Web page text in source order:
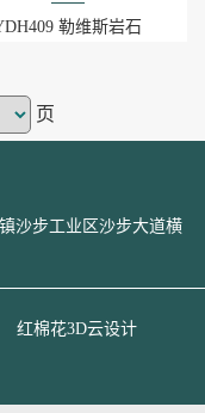
勒维斯岩石
页
沙步工业区沙步大道横
红棉花3D云设计